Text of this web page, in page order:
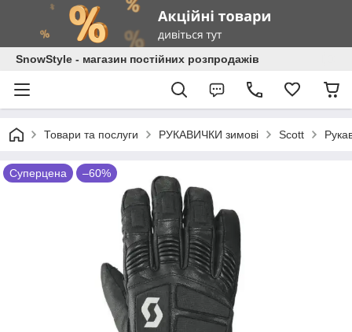
SnowStyle - магазин постійних розпродажів
Товари та послуги РУКАВИЧКИ зимові Scott
Суперцена –60%